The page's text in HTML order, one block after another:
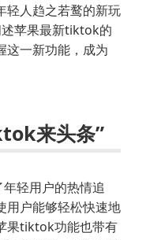
轻人趋之若鹜的新玩
苹果最新tiktok的
这一新功能，成为
来头条”
轻用户的热情追
用户能够轻松快速地
果tiktok功能也带有